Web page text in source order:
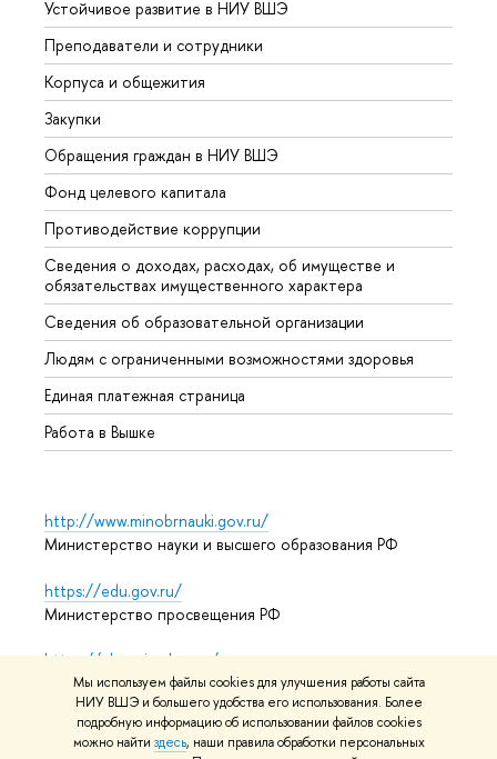
Мы используем файлы cookies для улучшения работы сайта
НИУ ВШЭ и большего удобства его использования. Более
подробную информацию об использовании файлов cookies
можно найти здесь, наши правила обработки персональных
Устойчивое развитие в НИУ ВШЭ
Преподаватели и сотрудники
Корпуса и общежития
Закупки
Обращения граждан в НИУ ВШЭ
Фонд целевого капитала
Противодействие коррупции
Сведения о доходах, расходах, об имуществе и
обязательствах имущественного характера
Сведения об образовательной организации
Людям с ограниченными возможностями здоровья
Единая платежная страница
Работа в Вышке
http://www.minobrnauki.gov.ru/
Министерство науки и высшего образования РФ
https://edu.gov.ru/
Министерство просвещения РФ
https://elearning.hse.ru/mooc
Массовые открытые онлайн-курсы